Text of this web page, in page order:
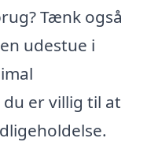
Tænk også
udestue i
er villig til at